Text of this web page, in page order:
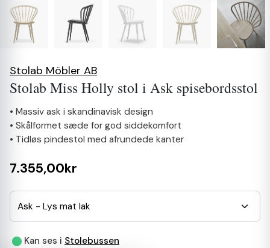
Stolab Möbler AB
Stolab Miss Holly stol i Ask spisebordsstol
• Massiv ask i skandinavisk design
• Skålformet sæde for god siddekomfort
• Tidløs pindestol med afrundede kanter
7.355,00kr
Ask - Lys mat lak
Kan ses i Stolebussen